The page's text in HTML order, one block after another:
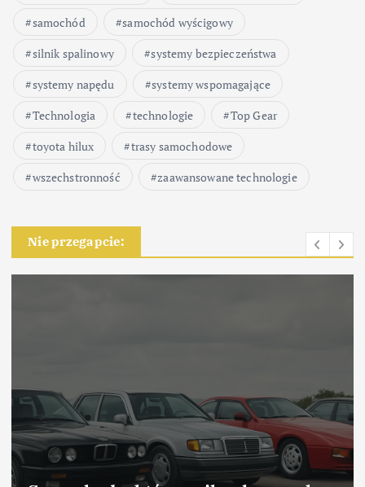
samochód
samochód wyścigowy
silnik spalinowy
systemy bezpieczeństwa
systemy napędu
systemy wspomagające
Technologia
technologie
Top Gear
toyota hilux
trasy samochodowe
wszechstronność
zaawansowane technologie
Nie przegapcie: